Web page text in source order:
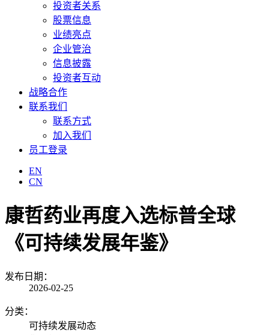
投资者关系
股票信息
业绩亮点
企业管治
信息披露
投资者互动
战略合作
联系我们
联系方式
加入我们
员工登录
EN
CN
康哲药业再度入选标普全球
《可持续发展年鉴》
发布日期：
2026-02-25
分类：
可持续发展动态